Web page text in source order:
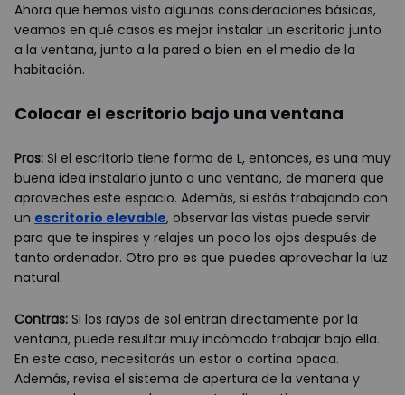
Ahora que hemos visto algunas consideraciones básicas,
veamos en qué casos es mejor instalar un escritorio junto
a la ventana, junto a la pared o bien en el medio de la
habitación.
Colocar el escritorio bajo una ventana
Pros: Si el escritorio tiene forma de L, entonces, es una muy
buena idea instalarlo junto a una ventana, de manera que
aproveches este espacio. Además, si estás trabajando con
un escritorio elevable, observar las vistas puede servir
para que te inspires y relajes un poco los ojos después de
tanto ordenador. Otro pro es que puedes aprovechar la luz
natural.
Contras: Si los rayos de sol entran directamente por la
ventana, puede resultar muy incómodo trabajar bajo ella.
En este caso, necesitarás un estor o cortina opaca.
Además, revisa el sistema de apertura de la ventana y